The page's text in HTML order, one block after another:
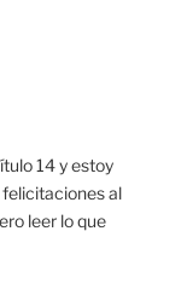
14 y estoy
al
leer lo que